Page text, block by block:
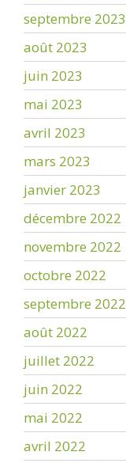
septembre 2023
août 2023
juin 2023
mai 2023
avril 2023
mars 2023
janvier 2023
décembre 2022
novembre 2022
octobre 2022
septembre 2022
août 2022
juillet 2022
juin 2022
mai 2022
avril 2022